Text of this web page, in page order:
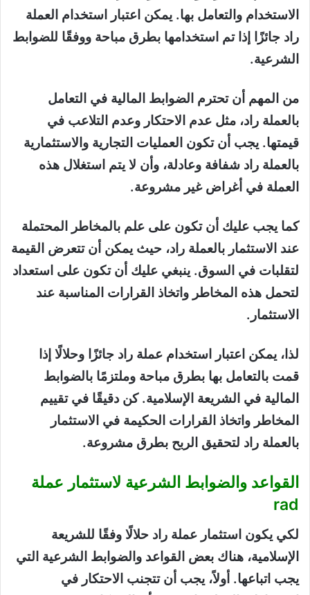
الاستخدام والتعامل بها. يمكن اعتبار استخدام العملة
راد جائزًا إذا تم استخدامها بطرق مباحة ووفقًا للضوابط
الشرعية.
من المهم أن تحترم الضوابط المالية في التعامل
بالعملة راد، مثل عدم الاحتكار وعدم التلاعب في
قيمتها. يجب أن تكون العمليات التجارية والاستثمارية
بالعملة راد شفافة وعادلة، وأن لا يتم استغلال هذه
العملة في أغراض غير مشروعة.
كما يجب عليك أن تكون على علم بالمخاطر المحتملة
عند الاستثمار بالعملة راد، حيث يمكن أن تتعرض القيمة
لتقلبات في السوق. ينبغي عليك أن تكون على استعداد
لتحمل هذه المخاطر واتخاذ القرارات المناسبة عند
الاستثمار.
لذا، يمكن اعتبار استخدام عملة راد جائزًا وحلالًا إذا
قمت بالتعامل بها بطرق مباحة وملتزمًا بالضوابط
المالية في الشريعة الإسلامية. كن دقيقًا في تقييم
المخاطر واتخاذ القرارات الحكيمة في الاستثمار
بالعملة راد لتحقيق الربح بطرق مشروعة.
القواعد والضوابط الشرعية لاستثمار عملة
rad
لكي يكون استثمار عملة راد حلالًا وفقًا للشريعة
الإسلامية، هناك بعض القواعد والضوابط الشرعية التي
يجب اتباعها. أولاً، يجب أن تتجنب الاحتكار في